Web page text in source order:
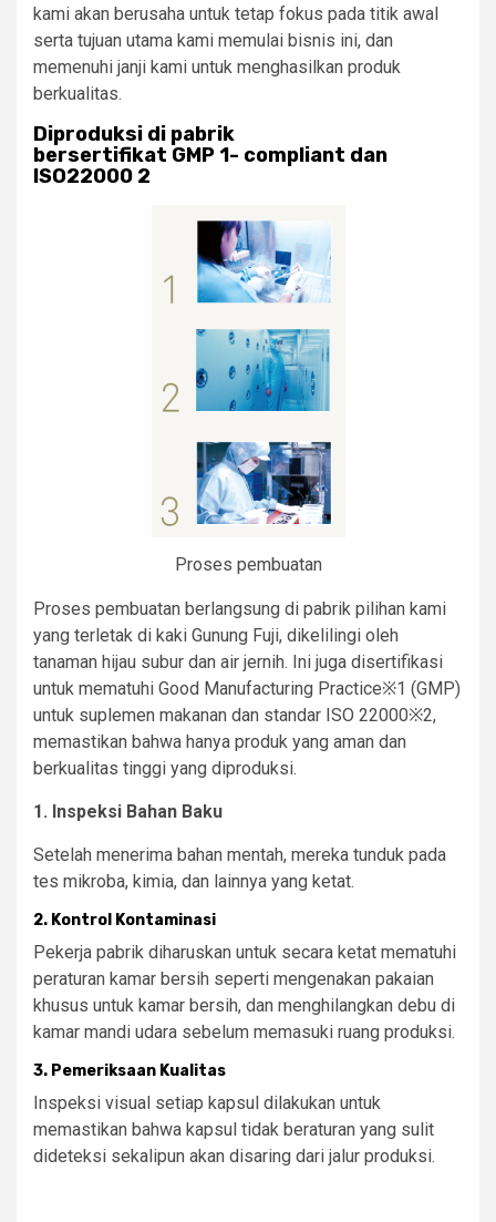
kami akan berusaha untuk tetap fokus pada titik awal
serta tujuan utama kami memulai bisnis ini, dan
memenuhi janji kami untuk menghasilkan produk
berkualitas.
Diproduksi di pabrik
bersertifikat GMP 1- compliant dan
ISO22000 2
Proses pembuatan
Proses pembuatan berlangsung di pabrik pilihan kami
yang terletak di kaki Gunung Fuji, dikelilingi oleh
tanaman hijau subur dan air jernih. Ini juga disertifikasi
untuk mematuhi Good Manufacturing Practice※1 (GMP)
untuk suplemen makanan dan standar ISO 22000※2,
memastikan bahwa hanya produk yang aman dan
berkualitas tinggi yang diproduksi.
1. Inspeksi Bahan Baku
Setelah menerima bahan mentah, mereka tunduk pada
tes mikroba, kimia, dan lainnya yang ketat.
2. Kontrol Kontaminasi
Pekerja pabrik diharuskan untuk secara ketat mematuhi
peraturan kamar bersih seperti mengenakan pakaian
khusus untuk kamar bersih, dan menghilangkan debu di
kamar mandi udara sebelum memasuki ruang produksi.
3. Pemeriksaan Kualitas
Inspeksi visual setiap kapsul dilakukan untuk
memastikan bahwa kapsul tidak beraturan yang sulit
dideteksi sekalipun akan disaring dari jalur produksi.